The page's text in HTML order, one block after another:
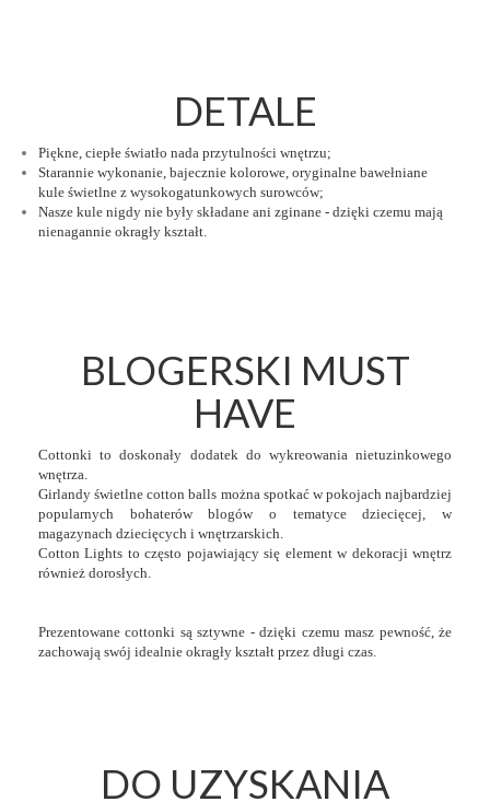
DETALE
Piękne, ciepłe światło nada przytulności wnętrzu;
Starannie wykonanie, bajecznie kolorowe, oryginalne bawełniane
kule świetlne z wysokogatunkowych surowców;
Nasze kule nigdy nie były składane ani zginane - dzięki czemu mają
nienagannie okragły kształt.
BLOGERSKI MUST
HAVE
Cottonki to doskonały dodatek do wykreowania nietuzinkowego
wnętrza.
Girlandy świetlne cotton balls można spotkać w pokojach najbardziej
popularnych bohaterów blogów o tematyce dziecięcej, w
magazynach dziecięcych i wnętrzarskich.
Cotton Lights to często pojawiający się element w dekoracji wnętrz
również dorosłych.
Prezentowane cottonki są sztywne - dzięki czemu masz pewność, że
zachowają swój idealnie okragły kształt przez długi czas.
DO UZYSKANIA